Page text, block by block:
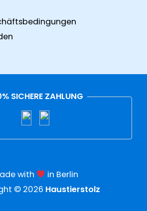
SICHERE ZAHLUNG
with
in Berlin
© 2026 Haustierstolz